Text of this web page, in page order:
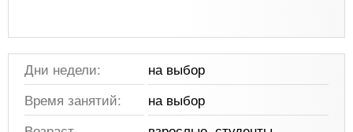
Дни недели:
на выбор
Время занятий:
на выбор